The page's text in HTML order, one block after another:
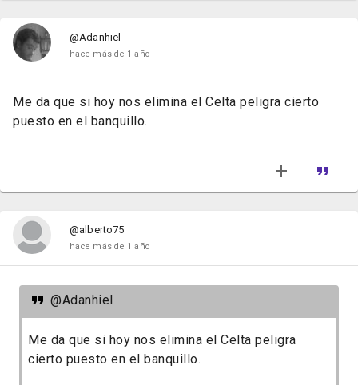
@Adanhiel
hace más de 1 año
Me da que si hoy nos elimina el Celta peligra cierto
puesto en el banquillo.
@alberto75
hace más de 1 año
@Adanhiel
Me da que si hoy nos elimina el Celta peligra
cierto puesto en el banquillo.